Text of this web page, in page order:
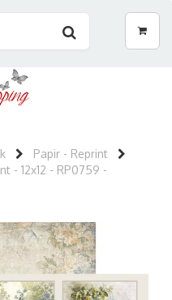
Papir - Reprint
- 12x12 - RP0759 -